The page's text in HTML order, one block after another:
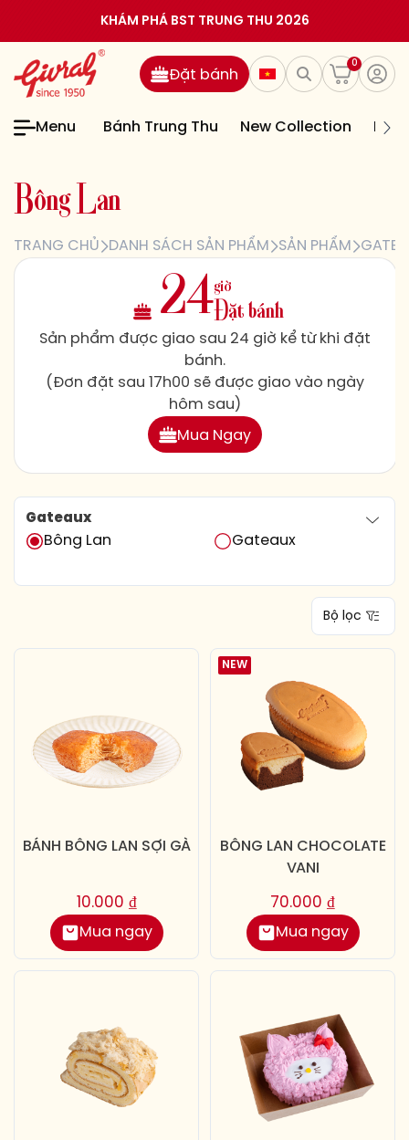
KHÁM PHÁ BST TRUNG THU 2026
0
Đặt bánh
Menu Bánh Trung Thu New Collection
Bông Lan
TRANG CHỦ DANH SÁCH SẢN PHẨM SẢN PHẨM
24giờ
Đặt bánh
Sản phẩm được giao sau 24 giờ kể từ khi đặt
bánh.
(Đơn đặt sau 17h00 sẽ được giao vào ngày
hôm sau)
Mua Ngay
Gateaux
Bông Lan Gateaux
Bộ lọc
BÁNH BÔNG LAN SỢI GÀ
Mua ngay
10.000 ₫
NEW
BÔNG LAN CHOCOLATE
VANI
Mua ngay
70.000 ₫